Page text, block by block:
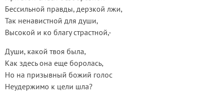
Бессильной правды, дерзкой лжи,
Так ненавистной для души,
Высокой и ко благу страстной,-
Души, какой твоя была,
Как здесь она еще боролась,
Но на призывный божий голос
Неудержимо к цели шла?